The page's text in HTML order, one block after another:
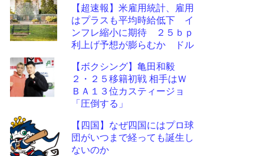
【超速報】米雇用統計、雇用
はプラスも平均時給低下 イ
ンフレ縮小に期待 ２５ｂｐ
利上げ予想が膨らむか ドル
かに円高
【ボクシング】亀田和毅
２・２５移籍初戦 相手はＷ
ＢＡ１３位カスティージョ
「圧倒する」
【四国】なぜ四国にはプロ球
団がいつまで経っても誕生し
ないのか